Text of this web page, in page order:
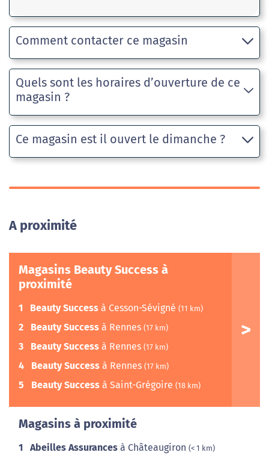
Comment contacter ce magasin
Quels sont les horaires d’ouverture de ce
magasin ?
Ce magasin est il ouvert le dimanche ?
A proximité
Magasins Beauty Success à
proximité
1 Beauty Success à Cesson-Sévigné (11 km)
2 Beauty Success à Rennes (17 km)
3 Beauty Success à Rennes (17 km)
4 Beauty Success à Rennes (17 km)
5 Beauty Success à Saint-Grégoire (18 km)
Magasins à proximité
1 Abeilles Assurances à Châteaugiron (< 1 km)